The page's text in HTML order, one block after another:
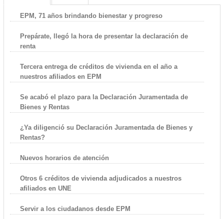
EPM, 71 años brindando bienestar y progreso
Prepárate, llegó la hora de presentar la declaración de
renta
Tercera entrega de créditos de vivienda en el año a
nuestros afiliados en EPM
Se acabó el plazo para la Declaración Juramentada de
Bienes y Rentas
¿Ya diligenció su Declaración Juramentada de Bienes y
Rentas?
Nuevos horarios de atención
Otros 6 créditos de vivienda adjudicados a nuestros
afiliados en UNE
Servir a los ciudadanos desde EPM